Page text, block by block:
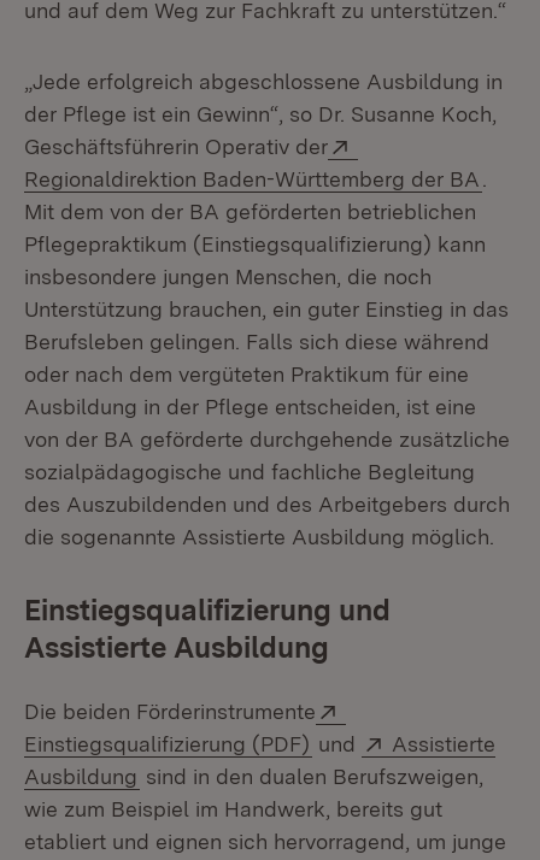
und auf dem Weg zur Fachkraft zu unterstützen.“
„Jede erfolgreich abgeschlossene Ausbildung in
der Pflege ist ein Gewinn“, so Dr. Susanne Koch,
Geschäftsführerin Operativ der
Regionaldirektion Baden-Württemberg der BA
Mit dem von der BA geförderten betrieblichen
Pflegepraktikum (Einstiegsqualifizierung) kann
insbesondere jungen Menschen, die noch
Unterstützung brauchen, ein guter Einstieg in das
Berufsleben gelingen. Falls sich diese während
oder nach dem vergüteten Praktikum für eine
Ausbildung in der Pflege entscheiden, ist eine
von der BA geförderte durchgehende zusätzliche
sozialpädagogische und fachliche Begleitung
des Auszubildenden und des Arbeitgebers durch
die sogenannte Assistierte Ausbildung möglich.
Einstiegsqualifizierung und
Assistierte Ausbildung
Die beiden Förderinstrumente
Einstiegsqualifizierung (PDF) (Öffnet in neuem
und Extern:
Assistierte
Ausbildung (Öffnet in neuem Fenster)
sind in den dualen Berufszweigen,
wie zum Beispiel im Handwerk, bereits gut
etabliert und eignen sich hervorragend, um junge